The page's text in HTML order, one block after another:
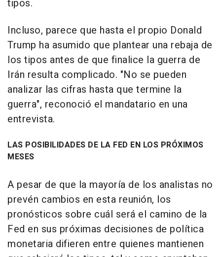
tipos.
Incluso, parece que hasta el propio Donald
Trump ha asumido que plantear una rebaja de
los tipos antes de que finalice la guerra de
Irán resulta complicado. "No se pueden
analizar las cifras hasta que termine la
guerra", reconoció el mandatario en una
entrevista.
LAS POSIBILIDADES DE LA FED EN LOS PRÓXIMOS
MESES
A pesar de que la mayoría de los analistas no
prevén cambios en esta reunión, los
pronósticos sobre cuál será el camino de la
Fed en sus próximas decisiones de política
monetaria difieren entre quienes mantienen